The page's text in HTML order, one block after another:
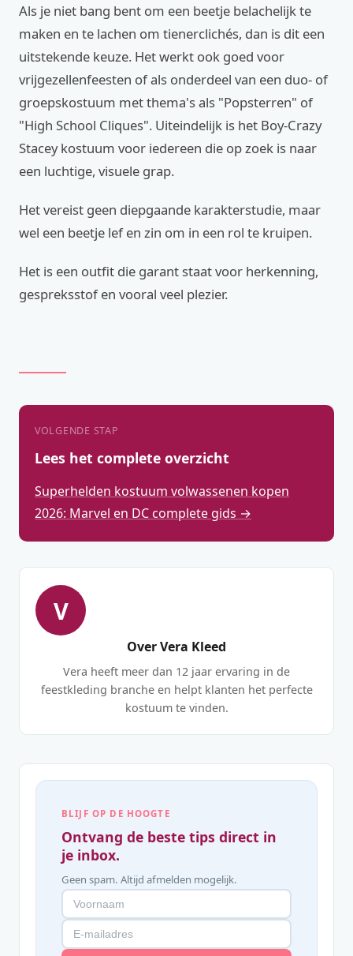
Als je niet bang bent om een beetje belachelijk te
maken en te lachen om tienerclichés, dan is dit een
uitstekende keuze. Het werkt ook goed voor
vrijgezellenfeesten of als onderdeel van een duo- of
groepskostuum met thema's als "Popsterren" of
"High School Cliques". Uiteindelijk is het Boy-Crazy
Stacey kostuum voor iedereen die op zoek is naar
een luchtige, visuele grap.
Het vereist geen diepgaande karakterstudie, maar
wel een beetje lef en zin om in een rol te kruipen.
Het is een outfit die garant staat voor herkenning,
gespreksstof en vooral veel plezier.
VOLGENDE STAP
Lees het complete overzicht
Superhelden kostuum volwassenen kopen
2026: Marvel en DC complete gids →
V
Over Vera Kleed
Vera heeft meer dan 12 jaar ervaring in de
feestkleding branche en helpt klanten het perfecte
kostuum te vinden.
BLIJF OP DE HOOGTE
Ontvang de beste tips direct in
je inbox.
Geen spam. Altijd afmelden mogelijk.